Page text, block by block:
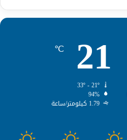
21
℃
94%
1.79 كيلومتر/ساعة